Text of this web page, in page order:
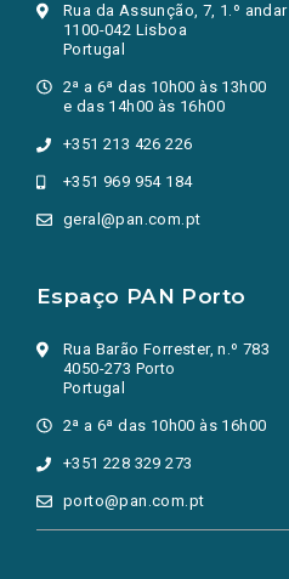
Rua da Assunção, 7, 1.º andar
1100-042 Lisboa
Portugal
2ª a 6ª das 10h00 às 13h00
e das 14h00 às 16h00
+351 213 426 226
+351 969 954 184
geral@pan.com.pt
Espaço PAN Porto
Rua Barão Forrester, n.º 783
4050-273 Porto
Portugal
2ª a 6ª das 10h00 às 16h00
+351 228 329 273
porto@pan.com.pt